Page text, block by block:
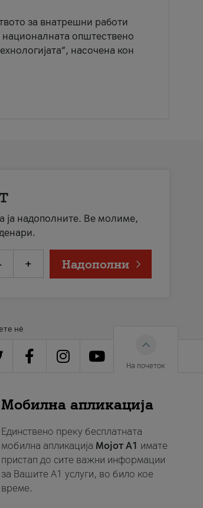
за внатрешни работи
националната општествено
насочена кон
ја надополните. Ве молиме,
+ Надополни
нè
На почеток
Мобилна апликација
Единствено преку бесплатната
мобилна апликација Мојот A1 имате
пристап до сите важни информации
за Вашите A1 услуги, во било кое
време.